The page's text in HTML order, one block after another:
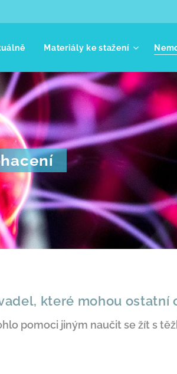
Materiály ke stažení
které mohou ostatní
pomoci jiným naučit se žít s